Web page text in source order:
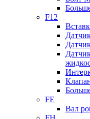
F12
FE
Вал